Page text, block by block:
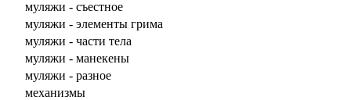
муляжи - съестное
муляжи - элементы грима
муляжи - части тела
муляжи - манекены
муляжи - разное
механизмы